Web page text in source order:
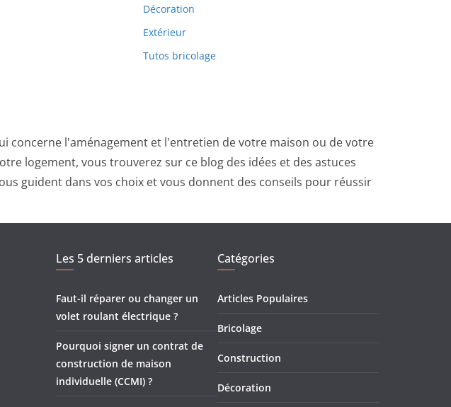
Décoration
Extérieur
Tutos bricolage
concerne l'aménagement et l'entretien de votre maison ou de votre
logement, vous trouverez sur ce blog des idées et des astuces
guident dans vos choix et vous donnent des conseils pour réussir
Les 5 derniers articles
Faut-il réparer ou changer un
volet roulant électrique ?
Pourquoi signer un contrat de
construction de maison
individuelle (CCMI) ?
Catégories
Articles Populaires
Bricolage
Construction
Décoration